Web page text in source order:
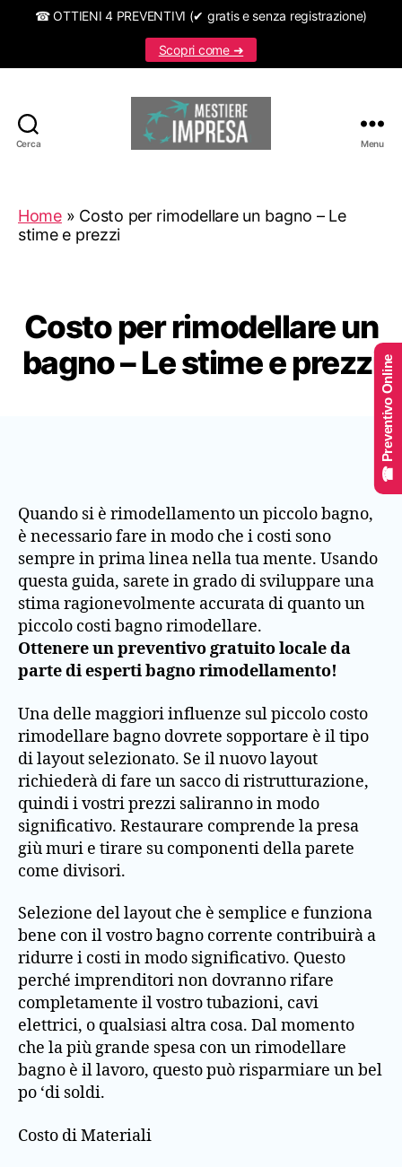
☎ OTTIENI 4 PREVENTIVI (✔ gratis e senza registrazione)
Scopri come ➜
Cerca Menu
Home» Costo per rimodellare un bagno – Le
stime e prezzi
Costo per rimodellare un
bagno – Le stime e prezzi
Quando si è rimodellamento un piccolo bagno,
è necessario fare in modo che i costi sono
sempre in prima linea nella tua mente. Usando
questa guida, sarete in grado di sviluppare una
stima ragionevolmente accurata di quanto un
piccolo costi bagno rimodellare.
Ottenere un preventivo gratuito locale da
parte di esperti bagno rimodellamento!
Una delle maggiori influenze sul piccolo costo
rimodellare bagno dovrete sopportare è il tipo
di layout selezionato. Se il nuovo layout
richiederà di fare un sacco di ristrutturazione,
quindi i vostri prezzi saliranno in modo
significativo. Restaurare comprende la presa
giù muri e tirare su componenti della parete
come divisori.
Selezione del layout che è semplice e funziona
bene con il vostro bagno corrente contribuirà a
ridurre i costi in modo significativo. Questo
perché imprenditori non dovranno rifare
completamente il vostro tubazioni, cavi
elettrici, o qualsiasi altra cosa. Dal momento
che la più grande spesa con un rimodellare
bagno è il lavoro, questo può risparmiare un bel
po ‘di soldi.
Costo di Materiali
☎ Preventivo Online